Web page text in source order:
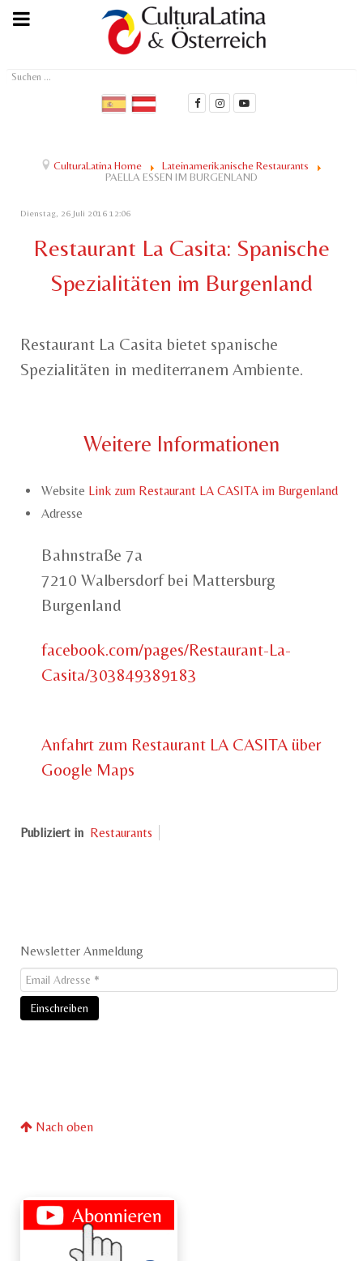
Suchen
CulturaLatina Home
Lateinamerikanische Restaurants
PAELLA ESSEN IM BURGENLAND
Dienstag, 26 Juli 2016 12:06
Restaurant La Casita: Spanische
Spezialitäten im Burgenland
Restaurant La Casita bietet spanische
Spezialitäten in mediterranem Ambiente.
Weitere Informationen
Website Link zum Restaurant LA CASITA im Burgenland
Adresse
Bahnstraße 7a
7210 Walbersdorf bei Mattersburg
Burgenland
facebook.com/pages/Restaurant-La-
Casita/303849389183
Anfahrt zum Restaurant LA CASITA über
Google Maps
Publiziert in Restaurants
Newsletter Anmeldung
Nach oben